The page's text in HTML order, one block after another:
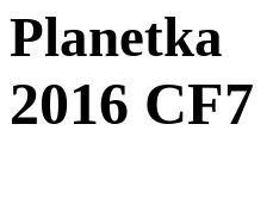
Planetka
2016 CF7